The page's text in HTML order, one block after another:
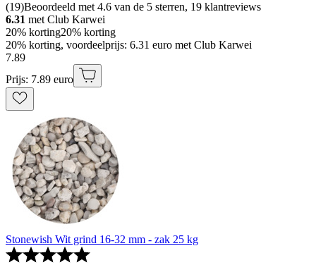
(19)Beoordeeld met 4.6 van de 5 sterren, 19 klantreviews
6.31 met Club Karwei
20% korting20% korting
20% korting, voordeelprijs: 6.31 euro met Club Karwei
7.89
Prijs: 7.89 euro
Stonewish Wit grind 16-32 mm - zak 25 kg